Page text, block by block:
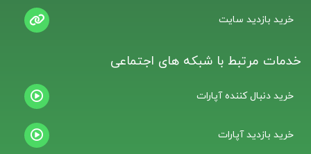
خرید بازدید سایت
خدمات مرتبط با شبکه های اجتماعی
خرید دنبال کننده آپارات
خرید بازدید آپارات